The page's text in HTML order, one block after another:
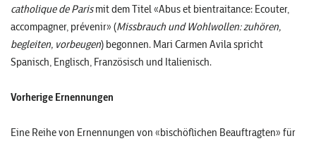
catholique de Parismit dem Titel «Abus et bientraitance: Ecouter,
accompagner, prévenir» (Missbrauch und Wohlwollen: zuhören,
begleiten, vorbeugen) begonnen. Mari Carmen Avila spricht
Spanisch, Englisch, Französisch und Italienisch.
Vorherige Ernennungen
Eine Reihe von Ernennungen von «bischöflichen Beauftragten» für